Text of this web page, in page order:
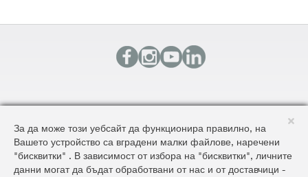
КАРТА НА САЙТА
ОБЩИ УСЛОВИЯ ЗА ДОСТАВКА И ПРОДАЖБА
ОБЩИ УСЛОВИЯ НА САЙТА И ЗАЩИТА НА ЛИЧНИТЕ ДАННИ
За да може този уебсайт да функционира правилно, на
Вашето устройство са вградени малки файлове, наречени
"бисквитки" . В зависимост от избора на "бисквитки", личните
данни могат да бъдат обработвани от нас и от доставчици -